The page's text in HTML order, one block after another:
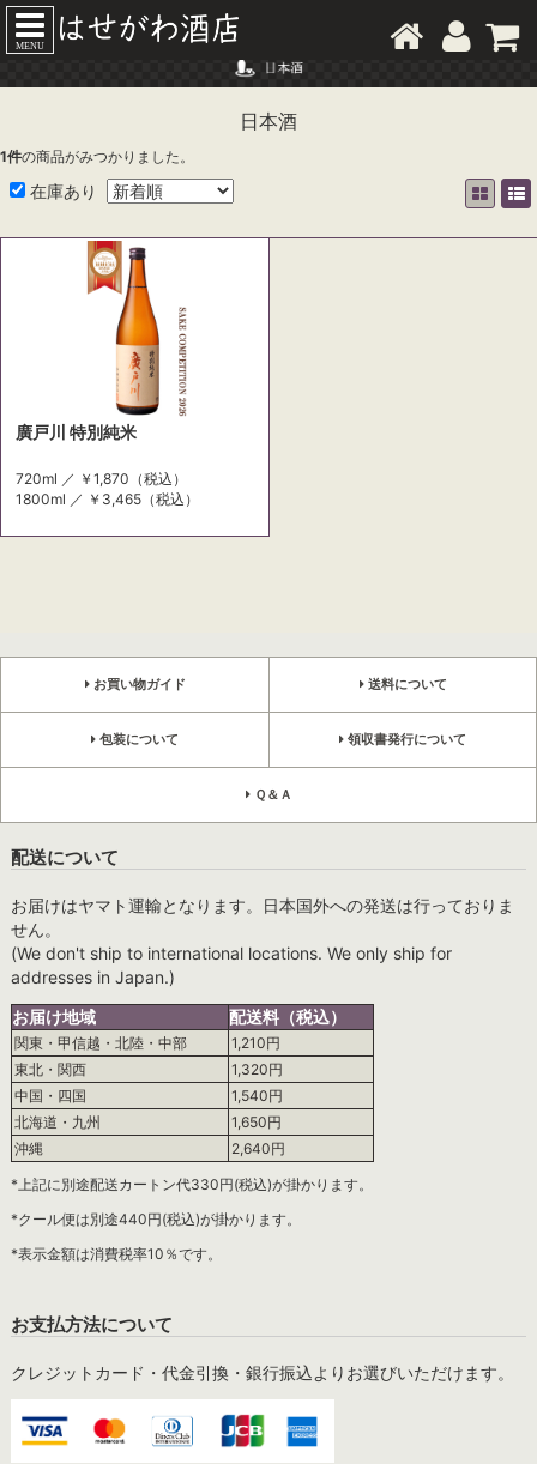
MENU
日本酒
1件の商品がみつかりました。
在庫あり
廣戸川 特別純米
720ml ／ ￥1,870 （税込）
1800ml ／ ￥3,465 （税込）
お買い物ガイド 送料について
包装について 領収書発行について
Ｑ＆Ａ
配送について
お届けはヤマト運輸となります。日本国外への発送は行っておりま
せん。
(We don't ship to international locations. We only ship for
addresses in Japan.)
お届け地域
配送料（税込）
関東・甲信越・北陸・中部
1,210円
東北・関西
1,320円
中国・四国
1,540円
北海道・九州
1,650円
沖縄
2,640円
*上記に別途配送カートン代330円(税込)が掛かります。
*クール便は別途440円(税込)が掛かります。
*表示金額は消費税率10％です。
お支払方法について
クレジットカード・代金引換・銀行振込よりお選びいただけます。